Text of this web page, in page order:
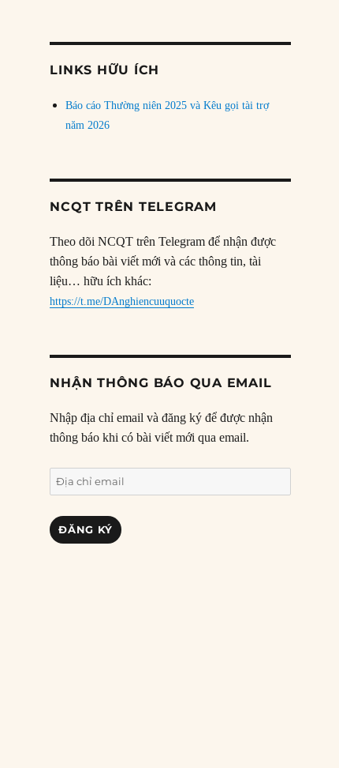
LINKS HỮU ÍCH
Báo cáo Thường niên 2025 và Kêu gọi tài trợ
năm 2026
NCQT TRÊN TELEGRAM
Theo dõi NCQT trên Telegram để nhận được
thông báo bài viết mới và các thông tin, tài
liệu… hữu ích khác:
https://t.me/DAnghiencuuquocte
NHẬN THÔNG BÁO QUA EMAIL
Nhập địa chỉ email và đăng ký để được nhận
thông báo khi có bài viết mới qua email.
Địa
chỉ
email
ĐĂNG KÝ